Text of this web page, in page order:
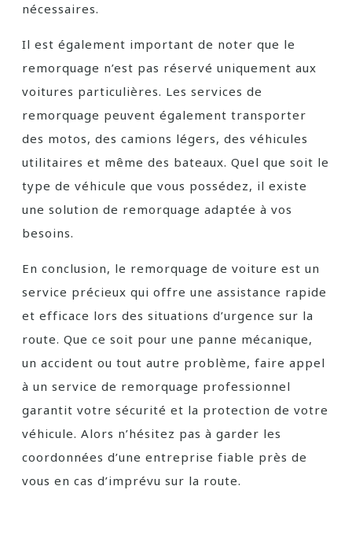
nécessaires.
Il est également important de noter que le
remorquage n’est pas réservé uniquement aux
voitures particulières. Les services de
remorquage peuvent également transporter
des motos, des camions légers, des véhicules
utilitaires et même des bateaux. Quel que soit le
type de véhicule que vous possédez, il existe
une solution de remorquage adaptée à vos
besoins.
En conclusion, le remorquage de voiture est un
service précieux qui offre une assistance rapide
et efficace lors des situations d’urgence sur la
route. Que ce soit pour une panne mécanique,
un accident ou tout autre problème, faire appel
à un service de remorquage professionnel
garantit votre sécurité et la protection de votre
véhicule. Alors n’hésitez pas à garder les
coordonnées d’une entreprise fiable près de
vous en cas d’imprévu sur la route.